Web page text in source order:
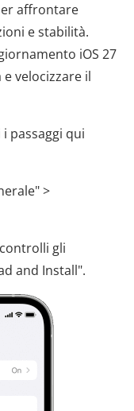
affrontare
e stabilità.
iOS 27
velocizzare il
i passaggi qui
>
gli
and Install".